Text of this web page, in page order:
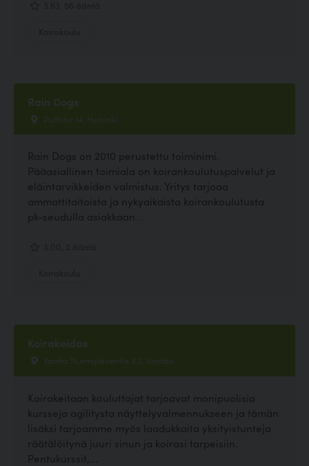
Rain Dogs
Pulttitie 14, Helsinki
Rain Dogs on 2010 perustettu toiminimi.
Pääasiallinen toimiala on koirankoulutuspalvelut ja
eläintarvikkeiden valmistus. Yritys tarjoaa
ammattitaitoista ja nykyaikaista koirankoulutusta
pk-seudulla asiakkaan...
Koirakeidas
Vanha Nurmijärventie 83, Vantaa
Koirakeitaan kouluttajat tarjoavat monipuolisia
kursseja agilitysta näyttelyvalmennukseen ja tämän
lisäksi tarjoamme myös laadukkaita yksityistunteja
räätälöitynä juuri sinun ja koirasi tarpeisiin.
Pentukurssit,...